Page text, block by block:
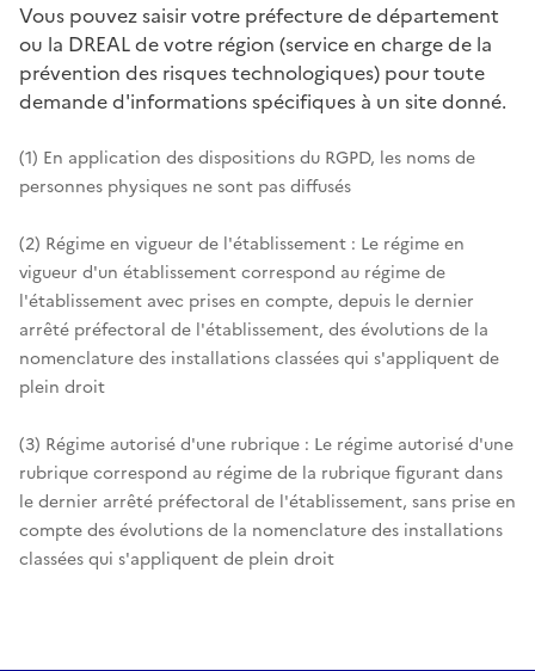
Vous pouvez saisir votre préfecture de département
ou la DREAL de votre région (service en charge de la
prévention des risques technologiques) pour toute
demande d'informations spécifiques à un site donné.
(1) En application des dispositions du RGPD, les noms de
personnes physiques ne sont pas diffusés
(2) Régime en vigueur de l'établissement : Le régime en
vigueur d'un établissement correspond au régime de
l'établissement avec prises en compte, depuis le dernier
arrêté préfectoral de l'établissement, des évolutions de la
nomenclature des installations classées qui s'appliquent de
plein droit
(3) Régime autorisé d'une rubrique : Le régime autorisé d'une
rubrique correspond au régime de la rubrique figurant dans
le dernier arrêté préfectoral de l'établissement, sans prise en
compte des évolutions de la nomenclature des installations
classées qui s'appliquent de plein droit